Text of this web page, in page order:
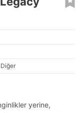
yerine,